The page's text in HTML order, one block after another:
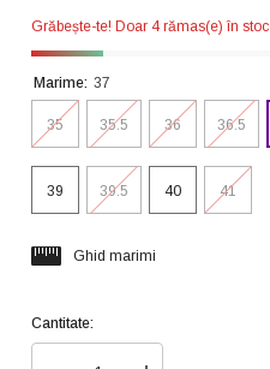
Grăbește-te! Doar 4 rămas(e) în stoc
Marime: 37
35 35.5 36 36.5
39 39.5 40 41
Ghid marimi
Cantitate: